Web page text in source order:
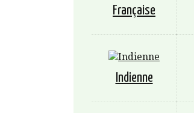
Française
Indienne